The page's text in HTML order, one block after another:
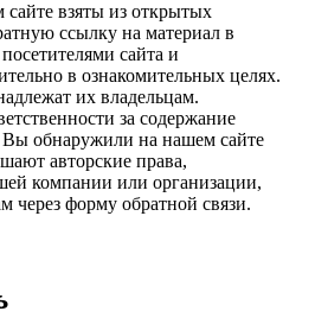
взяты из открытых
ссылку на материал в
сайта и
в ознакомительных целях.
их владельцам.
за содержание
Вы обнаружили на нашем сайте
авторские права,
компании или организации,
через форму обратной связи.